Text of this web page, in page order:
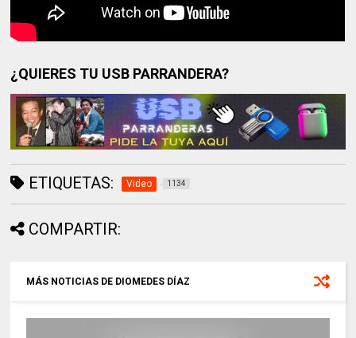
¿QUIERES TU USB PARRANDERA?
ETIQUETAS: Video 1134
COMPARTIR:
MÁS NOTICIAS DE DIOMEDES DÍAZ